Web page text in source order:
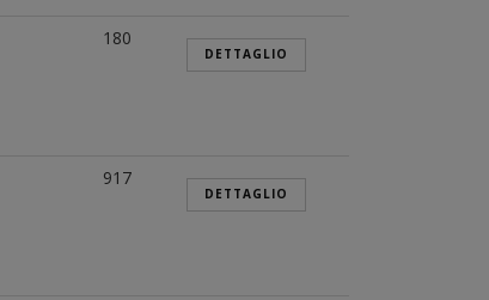
180
DETTAGLIO
917
DETTAGLIO